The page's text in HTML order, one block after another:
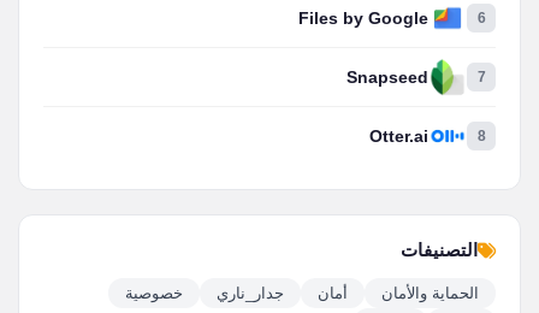
6
Files by Google
7
Snapseed
8
Otter.ai
التصنيفات
الحماية والأمان أمان جدار_ناري
خصوصية